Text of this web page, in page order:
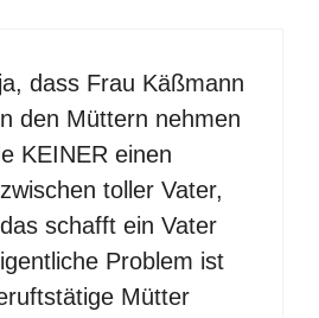
dass Frau Käßmann
den Müttern nehmen
KEINER einen
toller Vater,
schafft ein Vater
Problem ist
Mütter